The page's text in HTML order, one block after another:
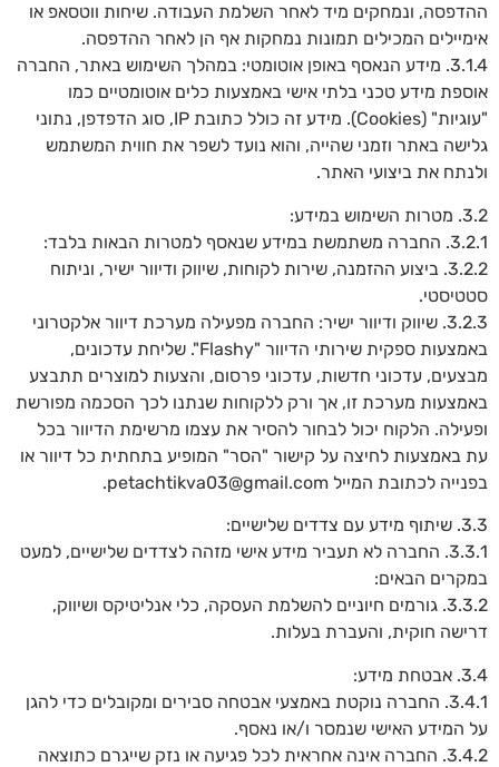
ההדפסה, ונמחקים מיד לאחר השלמת העבודה. שיחות ווטסאפ או
אימיילים המכילים תמונות נמחקות אף הן לאחר ההדפסה.
3.1.4. מידע הנאסף באופן אוטומטי: במהלך השימוש באתר, החברה
אוספת מידע טכני בלתי אישי באמצעות כלים אוטומטיים כמו
"עוגיות" (Cookies). מידע זה כולל כתובת IP, סוג הדפדפן, נתוני
גלישה באתר וזמני שהייה, והוא נועד לשפר את חווית המשתמש
ולנתח את ביצועי האתר.
3.2. מטרות השימוש במידע:
3.2.1. החברה משתמשת במידע שנאסף למטרות הבאות בלבד:
3.2.2. ביצוע ההזמנה, שירות לקוחות, שיווק ודיוור ישיר, וניתוח
סטטיסטי.
3.2.3. שיווק ודיוור ישיר: החברה מפעילה מערכת דיוור אלקטרוני
באמצעות ספקית שירותי הדיוור "Flashy". שליחת עדכונים,
מבצעים, עדכוני חדשות, עדכוני פרסום, והצעות למוצרים תתבצע
באמצעות מערכת זו, אך ורק ללקוחות שנתנו לכך הסכמה מפורשת
ופעילה. הלקוח יכול לבחור להסיר את עצמו מרשימת הדיוור בכל
עת באמצעות לחיצה על קישור "הסר" המופיע בתחתית כל דיוור או
בפנייה לכתובת המייל petachtikva03@gmail.com.
3.3. שיתוף מידע עם צדדים שלישיים:
3.3.1. החברה לא תעביר מידע אישי מזהה לצדדים שלישיים, למעט
במקרים הבאים:
3.3.2. גורמים חיוניים להשלמת העסקה, כלי אנליטיקס ושיווק,
דרישה חוקית, והעברת בעלות.
3.4. אבטחת מידע:
3.4.1. החברה נוקטת באמצעי אבטחה סבירים ומקובלים כדי להגן
על המידע האישי שנמסר ו/או נאסף.
3.4.2. החברה אינה אחראית לכל פגיעה או נזק שייגרם כתוצאה